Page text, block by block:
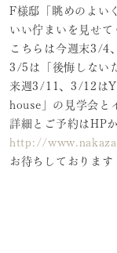
F様邸「眺めのよい
いい佇まいを見せて
こちらは今週末3/4
3/5は「後悔しない
来週3/11、3/12はY
house」の見学会と
詳細とご予約はHP
http://
お待ちしております